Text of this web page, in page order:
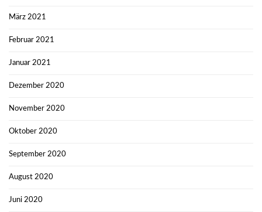
März 2021
Februar 2021
Januar 2021
Dezember 2020
November 2020
Oktober 2020
September 2020
August 2020
Juni 2020